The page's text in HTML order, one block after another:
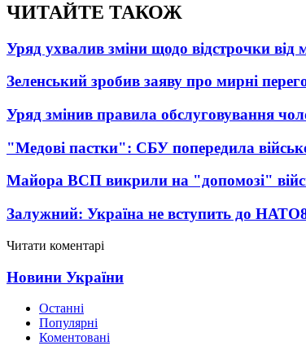
ЧИТАЙТЕ ТАКОЖ
Уряд ухвалив зміни щодо відстрочки від
Зеленський зробив заяву про мирні
Уряд змінив правила обслуговування
"Медові пастки": СБУ попередила
Майора ВСП викрили на "допомозі"
Залужний: Україна не вступить до НАТО
Читати коментарі
Новини України
Останні
Популярні
Коментовані